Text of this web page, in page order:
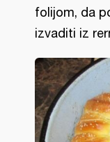
folijom, da
izvaditi iz